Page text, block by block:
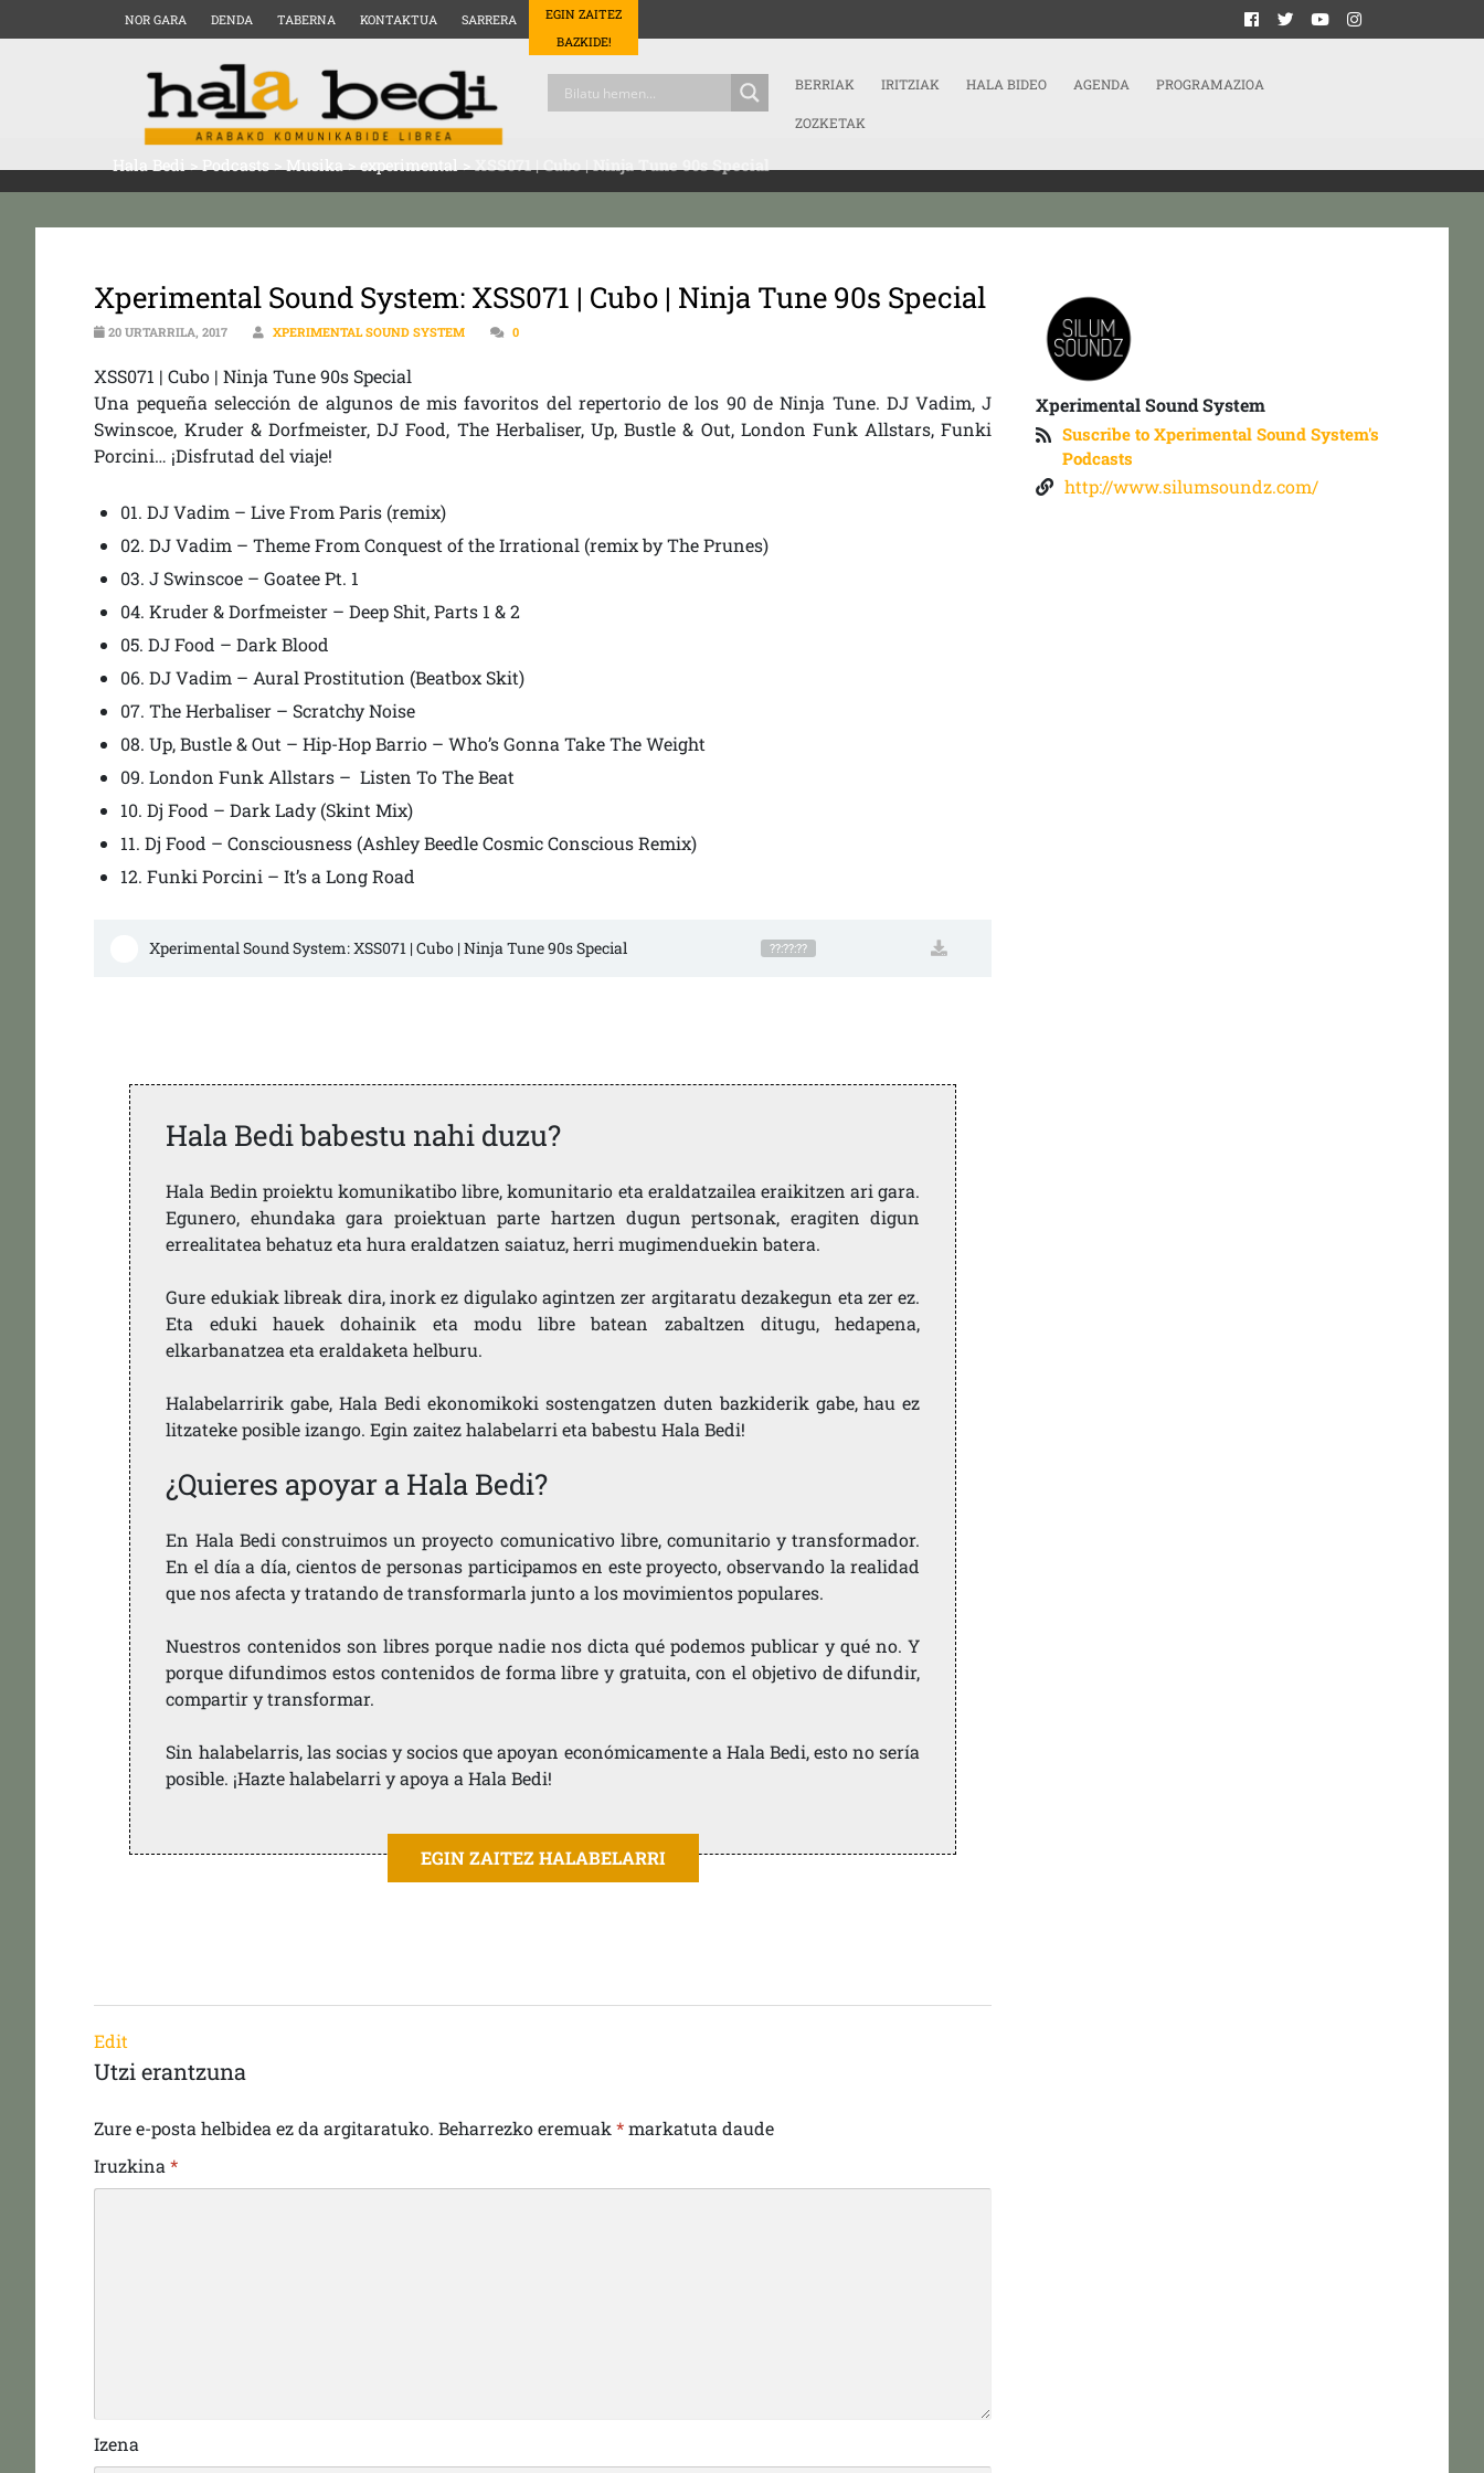
NOR GARA DENDA TABERNA KONTAKTUA SARRERA
EGIN ZAITEZ
BAZKIDE!
BERRIAK IRITZIAK HALA BIDEO AGENDA PROGRAMAZIOA
ZOZKETAK
Hala Bedi>Podcasts>Musika>experimental>XSS071 | Cubo | Ninja Tune 90s Special
Xperimental Sound System: XSS071 | Cubo | Ninja Tune 90s Special
20 URTARRILA, 2017 XPERIMENTAL SOUND SYSTEM 0
XSS071 | Cubo | Ninja Tune 90s Special
Una pequeña selección de algunos de mis favoritos del repertorio de los 90 de Ninja Tune. DJ Vadim, J
Swinscoe, Kruder & Dorfmeister, DJ Food, The Herbaliser, Up, Bustle & Out, London Funk Allstars, Funki
Porcini… ¡Disfrutad del viaje!
01. DJ Vadim – Live From Paris (remix)
02. DJ Vadim – Theme From Conquest of the Irrational (remix by The Prunes)
03. J Swinscoe – Goatee Pt. 1
04. Kruder & Dorfmeister – Deep Shit, Parts 1 & 2
05. DJ Food – Dark Blood
06. DJ Vadim – Aural Prostitution (Beatbox Skit)
07. The Herbaliser – Scratchy Noise
08. Up, Bustle & Out – Hip-Hop Barrio – Who’s Gonna Take The Weight
09. London Funk Allstars – Listen To The Beat
10. Dj Food – Dark Lady (Skint Mix)
11. Dj Food – Consciousness (Ashley Beedle Cosmic Conscious Remix)
12. Funki Porcini – It’s a Long Road
Xperimental Sound System: XSS071 | Cubo | Ninja Tune 90s Special ??:??:??
Hala Bedi babestu nahi duzu?
Hala Bedin proiektu komunikatibo libre, komunitario eta eraldatzailea eraikitzen ari gara.
Egunero, ehundaka gara proiektuan parte hartzen dugun pertsonak, eragiten digun
errealitatea behatuz eta hura eraldatzen saiatuz, herri mugimenduekin batera.
Gure edukiak libreak dira, inork ez digulako agintzen zer argitaratu dezakegun eta zer ez.
Eta eduki hauek dohainik eta modu libre batean zabaltzen ditugu, hedapena,
elkarbanatzea eta eraldaketa helburu.
Halabelarririk gabe, Hala Bedi ekonomikoki sostengatzen duten bazkiderik gabe, hau ez
litzateke posible izango. Egin zaitez halabelarri eta babestu Hala Bedi!
¿Quieres apoyar a Hala Bedi?
En Hala Bedi construimos un proyecto comunicativo libre, comunitario y transformador.
En el día a día, cientos de personas participamos en este proyecto, observando la realidad
que nos afecta y tratando de transformarla junto a los movimientos populares.
Nuestros contenidos son libres porque nadie nos dicta qué podemos publicar y qué no. Y
porque difundimos estos contenidos de forma libre y gratuita, con el objetivo de difundir,
compartir y transformar.
Sin halabelarris, las socias y socios que apoyan económicamente a Hala Bedi, esto no sería
posible. ¡Hazte halabelarri y apoya a Hala Bedi!
EGIN ZAITEZ HALABELARRI
Edit
Utzi erantzuna
Zure e-posta helbidea ez da argitaratuko. Beharrezko eremuak*markatuta daude
Iruzkina*
Izena
Xperimental Sound System
Suscribe to Xperimental Sound System's
Podcasts
http://www.silumsoundz.com/